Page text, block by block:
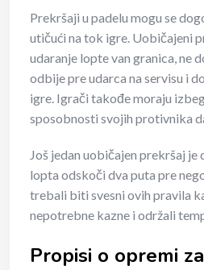
Prekršaji u padelu mogu se
utičući na tok igre. Uobičajeni
udaranje lopte van granica, ne
odbije pre udarca na servisu i
igre. Igrači takođe moraju
sposobnosti svojih protivnika
Još jedan uobičajen prekršaj
lopta odskoči dva puta pre
trebali biti svesni ovih pravila
nepotrebne kazne i održali
Propisi o opremi